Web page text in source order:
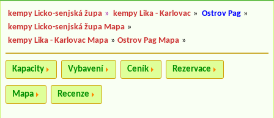
kempy Licko-senjská župa » kempy Lika - Karlovac » Ostrov Pag »
kempy Licko-senjská župa Mapa »
kempy Lika - Karlovac Mapa » Ostrov Pag Mapa »
Kapacity Vybavení Ceník Rezervace
Mapa Recenze